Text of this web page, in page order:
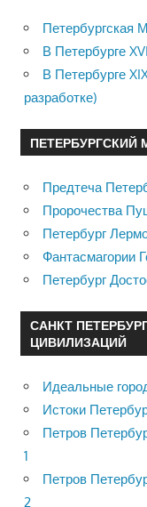
Петербургская
В Петербурге
В Петербурге
разработке)
ПЕТЕРБУРГСКИЙ
Предтеча
Пророчества
Петербург
Фантасмагории
Петербург
САНКТ
ЦИВИЛИЗАЦИЙ
Идеальные
Истоки
Петров
1
Петров
2